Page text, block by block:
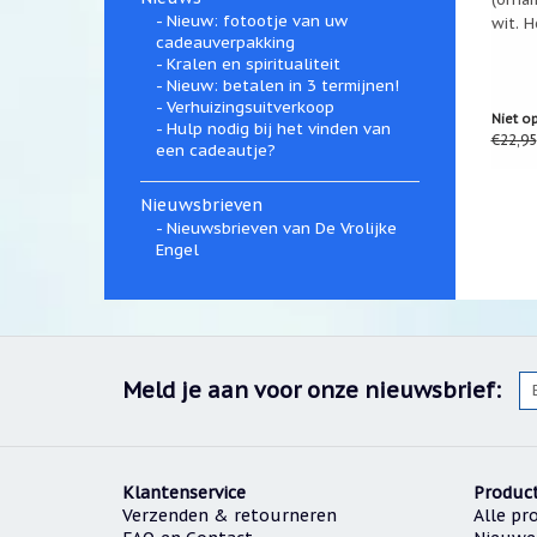
Nieuw: fotootje van uw
cadeauverpakking
Kralen en spiritualiteit
Nieuw: betalen in 3 termijnen!
Verhuizingsuitverkoop
Hulp nodig bij het vinden van
een cadeautje?
Nieuwsbrieven
Nieuwsbrieven van De Vrolijke
Engel
wit.
Niet
€22,95
Meld je aan voor onze nieuwsbrief:
Klantenservice
Verzenden & retourneren
Alle